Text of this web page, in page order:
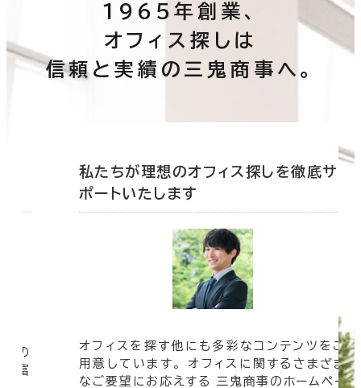
1965年創業、
オフィス探しは
信頼と実績の三鬼商事へ。
の
豊富
私たちが理想のオフィス探しを徹底サ
ポートいたします
オフィスを探す他にも多彩なコンテンツをご
用意しています。 オフィスに関するさまざま
なご要望にお応えする 三鬼商事のホームペー